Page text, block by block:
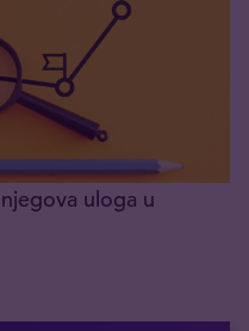
uloga u